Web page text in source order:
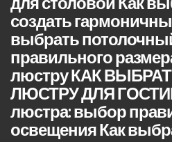
создать
выбрать
правильного
люстру КАК
ЛЮСТРУ ДЛЯ
люстра: выбор
освещения Как